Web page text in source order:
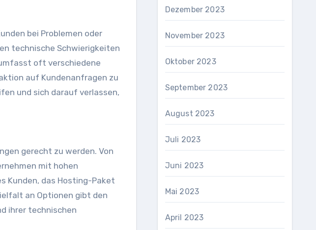
bei Problemen oder
technische Schwierigkeiten
oft verschiedene
auf Kundenanfragen zu
und sich darauf verlassen,
gerecht zu werden. Von
mit hohen
Kunden, das Hosting-Paket
an Optionen gibt den
ihrer technischen
Dezember 2023
November 2023
Oktober 2023
September 2023
August 2023
Juli 2023
Juni 2023
Mai 2023
April 2023